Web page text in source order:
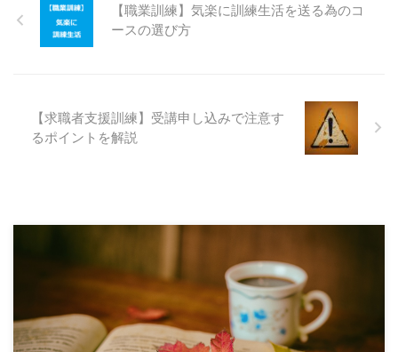
【職業訓練】気楽に訓練生活を送る為のコ
ースの選び方
【求職者支援訓練】受講申し込みで注意す
るポイントを解説